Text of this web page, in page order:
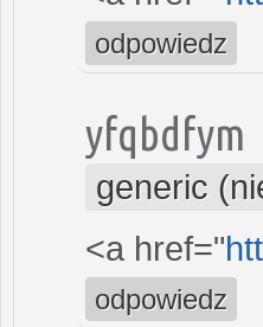
odpowiedz
yfqbdfym
generic
<a href="
odpowiedz